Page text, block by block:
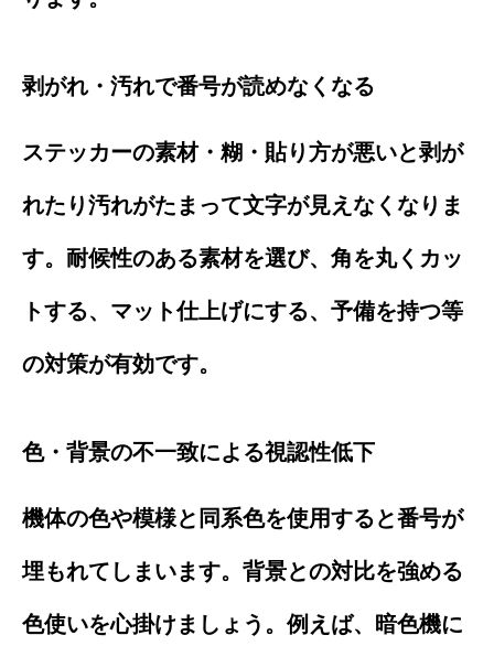
剥がれ・汚れで番号が読めなくなる
ステッカーの素材・糊・貼り方が悪いと剥が
れたり汚れがたまって文字が見えなくなりま
す。耐候性のある素材を選び、角を丸くカッ
トする、マット仕上げにする、予備を持つ等
の対策が有効です。
色・背景の不一致による視認性低下
機体の色や模様と同系色を使用すると番号が
埋もれてしまいます。背景との対比を強める
色使いを心掛けましょう。例えば、暗色機に